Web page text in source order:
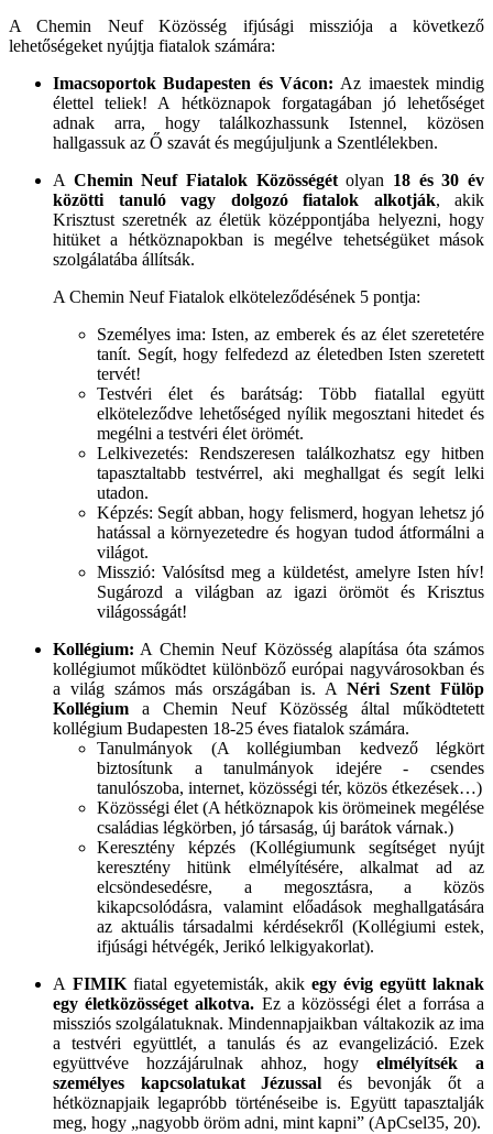
A Chemin Neuf Közösség ifjúsági missziója a következő
lehetőségeket nyújtja fiatalok számára:
Imacsoportok Budapesten és Vácon: Az imaestek mindig
élettel teliek! A hétköznapok forgatagában jó lehetőséget
adnak arra, hogy találkozhassunk Istennel, közösen
hallgassuk az Ő szavát és megújuljunk a Szentlélekben.
A Chemin Neuf Fiatalok Közösségétolyan 18 és 30 év
közötti tanuló vagy dolgozó fiatalok alkotják, akik
Krisztust szeretnék az életük középpontjába helyezni, hogy
hitüket a hétköznapokban is megélve tehetségüket mások
szolgálatába állítsák.
A Chemin Neuf Fiatalok elköteleződésének 5 pontja:
Személyes ima: Isten, az emberek és az élet szeretetére
tanít. Segít, hogy felfedezd az életedben Isten szeretett
tervét!
Testvéri élet és barátság:Több fiatallal együtt
elköteleződve lehetőséged nyílik megosztani hitedet és
megélni a testvéri élet örömét.
Lelkivezetés: Rendszeresen találkozhatsz egy hitben
tapasztaltabb testvérrel, aki meghallgat és segít lelki
utadon.
Képzés: Segít abban, hogy felismerd, hogyan lehetsz jó
hatással a környezetedre és hogyan tudod átformálni a
világot.
Misszió: Valósítsd meg a küldetést, amelyre Isten hív!
Sugározd a világban az igazi örömöt és Krisztus
világosságát!
Kollégium: A Chemin Neuf Közösség alapítása óta számos
kollégiumot működtet különböző európai nagyvárosokban és
a világ számos más országában is. A Néri Szent Fülöp
Kollégium a Chemin Neuf Közösség által működtetett
kollégium Budapesten 18-25 éves fiatalok számára.
Tanulmányok (A kollégiumban kedvező légkört
biztosítunk a tanulmányok idejére - csendes
tanulószoba, internet, közösségi tér, közös étkezések…)
Közösségi élet (A hétköznapok kis örömeinek megélése
családias légkörben, jó társaság, új barátok várnak.)
Keresztény képzés (Kollégiumunk segítséget nyújt
keresztény hitünk elmélyítésére, alkalmat ad az
elcsöndesedésre, a megosztásra, a közös
kikapcsolódásra, valamint előadások meghallgatására
az aktuális társadalmi kérdésekről (Kollégiumi estek,
ifjúsági hétvégék, Jerikó lelkigyakorlat).
A FIMIK fiatal egyetemisták, akik egy évig együtt laknak
egy életközösséget alkotva. Ez a közösségi élet a forrása a
missziós szolgálatuknak. Mindennapjaikban váltakozik az ima
a testvéri együttlét, a tanulás és az evangelizáció. Ezek
együttvéve hozzájárulnak ahhoz, hogyelmélyítsék a
személyes kapcsolatukat Jézussal és bevonják őt a
hétköznapjaik legapróbb történéseibe is. Együtt tapasztalják
meg, hogy „nagyobb öröm adni, mint kapni” (ApCsel35, 20).